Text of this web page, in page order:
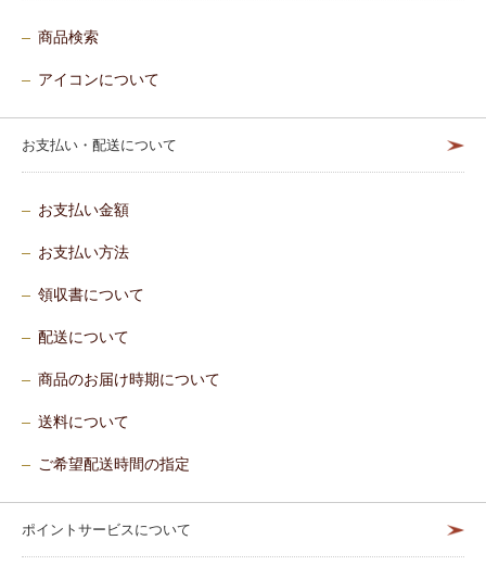
商品検索
アイコンについて
お支払い・配送について
お支払い金額
お支払い方法
領収書について
配送について
商品のお届け時期について
送料について
ご希望配送時間の指定
ポイントサービスについて